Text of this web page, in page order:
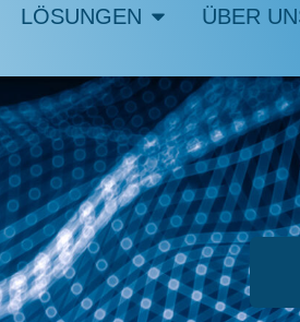
LÖSUNGEN ÜBER